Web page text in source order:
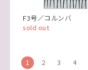
F3号／コルンバ
sold out
1 2 3 4